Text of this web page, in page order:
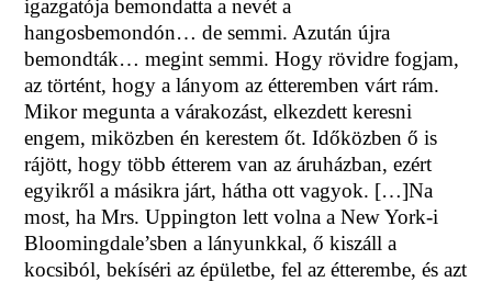
igazgatója bemondatta a nevét a
hangosbemondón… de semmi. Azután újra
bemondták… megint semmi. Hogy rövidre fogjam,
az történt, hogy a lányom az étteremben várt rám.
Mikor megunta a várakozást, elkezdett keresni
engem, miközben én kerestem őt. Időközben ő is
rájött, hogy több étterem van az áruházban, ezért
egyikről a másikra járt, hátha ott vagyok. […]Na
most, ha Mrs. Uppington lett volna a New York-i
Bloomingdale’sben a lányunkkal, ő kiszáll a
kocsiból, bekíséri az épületbe, fel az étterembe, és azt